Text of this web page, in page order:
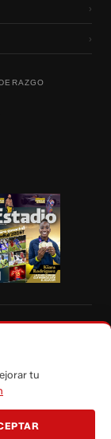
›
›
Vistazo.com.
tu